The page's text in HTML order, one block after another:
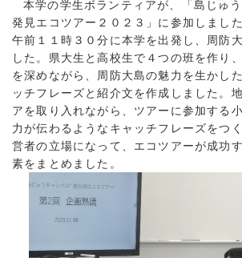
本学の学生ボランティアが、「島じゅ
発見エコツアー２０２３」に参加しまし
午前１１時３０分に本学を出発し、周防
した。県大生と高校生で４つの班を作り
を深めながら、周防大島の魅力を生かし
ッチフレーズと紹介文を作成しました。
アを取り入れながら、ツアーに参加する
力が伝わるようなキャッチフレーズをつ
営者の立場になって、エコツアーが成功
素をまとめました。